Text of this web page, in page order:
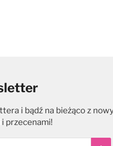
i bądź na bieżąco z
przecenami!